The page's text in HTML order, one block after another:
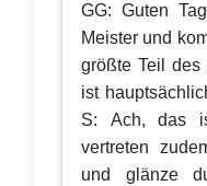
Kunst von
zu bieten?
GG: Guten
Meister und
größte Teil des
ist
18.
„Sixtinische
berühmten
S: Ach, das
vertreten
und glänze